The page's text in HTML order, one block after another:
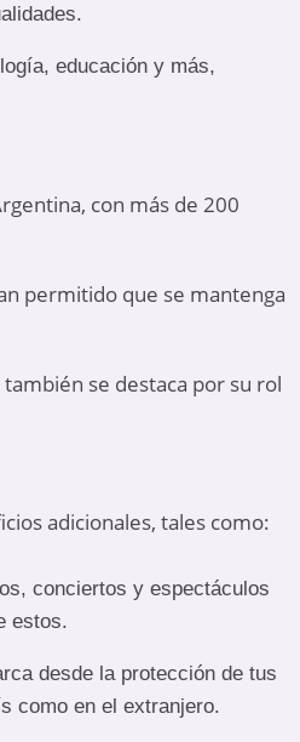
educación y más,
con más de 200
permitido que se mantenga
se destaca por su rol
adicionales, tales como:
conciertos y espectáculos
estos.
desde la protección de tus
como en el extranjero.